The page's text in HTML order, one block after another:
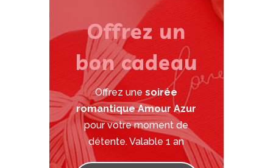
Offrez un
bon cadeau
Offrez unesoirée
romantique Amour Azur
pour votre moment de
détente. Valable 1 an